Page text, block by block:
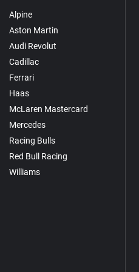
Alpine
Aston Martin
Audi Revolut
Cadillac
Ferrari
Haas
McLaren Mastercard
Mercedes
Racing Bulls
Red Bull Racing
Williams